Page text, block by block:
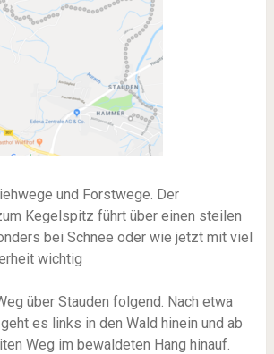
und Forstwege. Der
Kegelspitz führt über einen steilen
bei Schnee oder wie jetzt mit viel
wichtig
über Stauden folgend. Nach etwa
es links in den Wald hinein und ab
Weg im bewaldeten Hang hinauf.